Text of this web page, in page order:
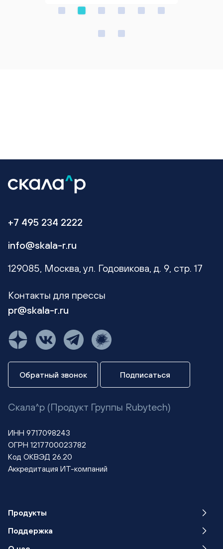
+7 495 234 2222
info@skala-r.ru
129085, Москва, ул. Годовикова, д. 9, стр. 17
Контакты для прессы
pr@skala-r.ru
Обратный звонок Подписаться
Скала^р (Продукт Группы Rubytech)
ИНН 9717098243
ОГРН 1217700023782
Код ОКВЭД 26.20
Аккредитация ИТ-компаний
Продукты
Поддержка